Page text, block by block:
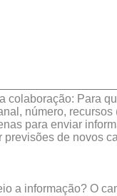
colaboração: Para
número,
para enviar
previsões de novos
a informação? O